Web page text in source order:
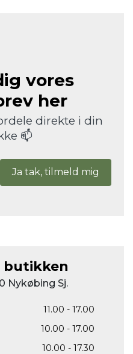
vores
her
direkte i din
📫
Ja tak, tilmeld mig
butikken
Nykøbing Sj.
11.00 - 17.00
10.00 - 17.00
10.00 - 17.30